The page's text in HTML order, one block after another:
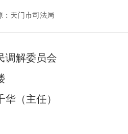
：天门市司法局
调解委员会
华（主任）